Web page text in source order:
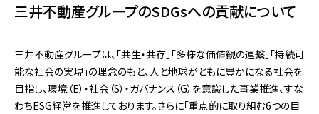
三井不動産グループのSDGsへの貢献について
三井不動産グループは、「共生・共存」「多様な価値観の連繋」「持続可
能な社会の実現」の理念のもと、人と地球がともに豊かになる社会を
目指し、環境（E）・社会（S）・ガバナンス（G）を意識した事業推進、すな
わちESG経営を推進しております。さらに「重点的に取り組む6つの目